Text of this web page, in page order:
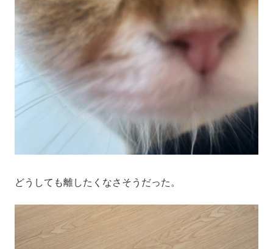
どうしても離したくなさそうだった。